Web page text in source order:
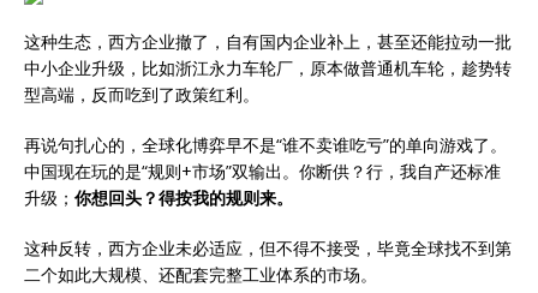
这种生态，西方企业撤了，自有国内企业补上，甚至还能拉动一批
中小企业升级，比如浙江永力车轮厂，原本做普通机车轮，趁势转
型高端，反而吃到了政策红利。
再说句扎心的，全球化博弈早不是“谁不卖谁吃亏”的单向游戏了。
中国现在玩的是“规则+市场”双输出。你断供？行，我自产还标准
升级； 你想回头？得按我的规则来。
这种反转，西方企业未必适应，但不得不接受，毕竟全球找不到第
二个如此大规模、还配套完整工业体系的市场。